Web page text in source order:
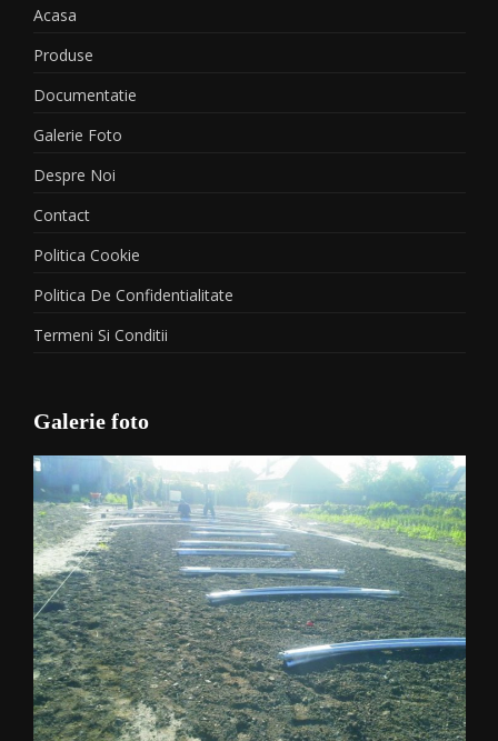
Acasa
Produse
Documentatie
Galerie Foto
Despre Noi
Contact
Politica Cookie
Politica De Confidentialitate
Termeni Si Conditii
Galerie foto